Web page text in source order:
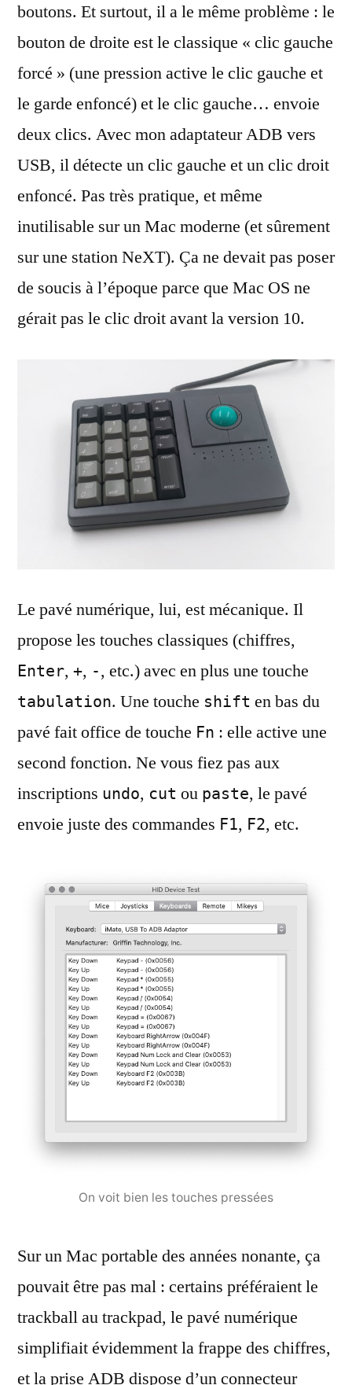
boutons. Et surtout, il a le même problème : le
bouton de droite est le classique « clic gauche
forcé » (une pression active le clic gauche et
le garde enfoncé) et le clic gauche… envoie
deux clics. Avec mon adaptateur ADB vers
USB, il détecte un clic gauche et un clic droit
enfoncé. Pas très pratique, et même
inutilisable sur un Mac moderne (et sûrement
sur une station NeXT). Ça ne devait pas poser
de soucis à l’époque parce que Mac OS ne
gérait pas le clic droit avant la version 10.
Le pavé numérique, lui, est mécanique. Il
propose les touches classiques (chiffres,
Enter, +, -, etc.) avec en plus une touche
tabulation. Une touche shift en bas du
pavé fait office de touche Fn : elle active une
second fonction. Ne vous fiez pas aux
inscriptions undo, cut ou paste, le pavé
envoie juste des commandes F1, F2, etc.
On voit bien les touches pressées
Sur un Mac portable des années nonante, ça
pouvait être pas mal : certains préféraient le
trackball au trackpad, le pavé numérique
simplifiait évidemment la frappe des chiffres,
et la prise ADB dispose d’un connecteur